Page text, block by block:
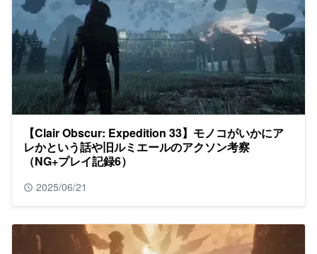
【Clair Obscur: Expedition 33】モノコがいかにア
レかという話や旧ルミエールのアクソン考察
（NG+プレイ記録6）
2025/06/21